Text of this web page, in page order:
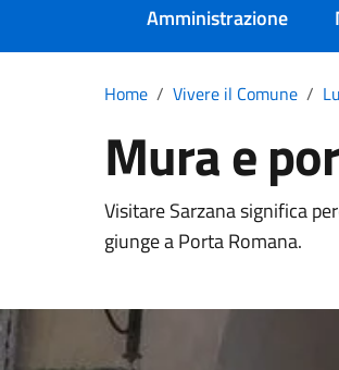
Amministrazione
Home Vivere il Comune
Mura e
Visitare Sarzana significa
giunge a Porta Romana.